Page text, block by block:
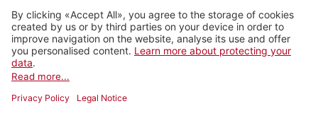
Soulcrusher
wolfer
2022Rock
more_horiz
wolfer
2022Rock